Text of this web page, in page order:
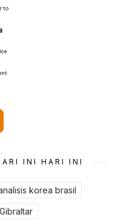
INI HARI INI
korea brasil